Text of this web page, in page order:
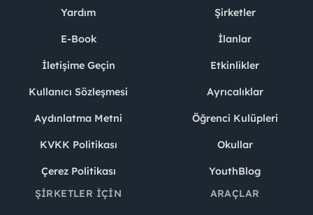
Yardım
E-Book
İletişime Geçin
Kullanıcı Sözleşmesi
Aydınlatma Metni
KVKK Politikası
Çerez Politikası
Şirketler
İlanlar
Etkinlikler
Ayrıcalıklar
Öğrenci Kulüpleri
Okullar
YouthBlog
ŞIRKETLER İÇIN
ARAÇLAR